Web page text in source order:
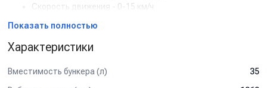
Скорость движения - 0-15 км/ч
Время работы - 3 ч
Габариты Д*Ш*В - 1040*900*520/1040 мм
Комплектация - АКБ гель
Показать полностью
Характеристики
Вместимость бункера (л)
35